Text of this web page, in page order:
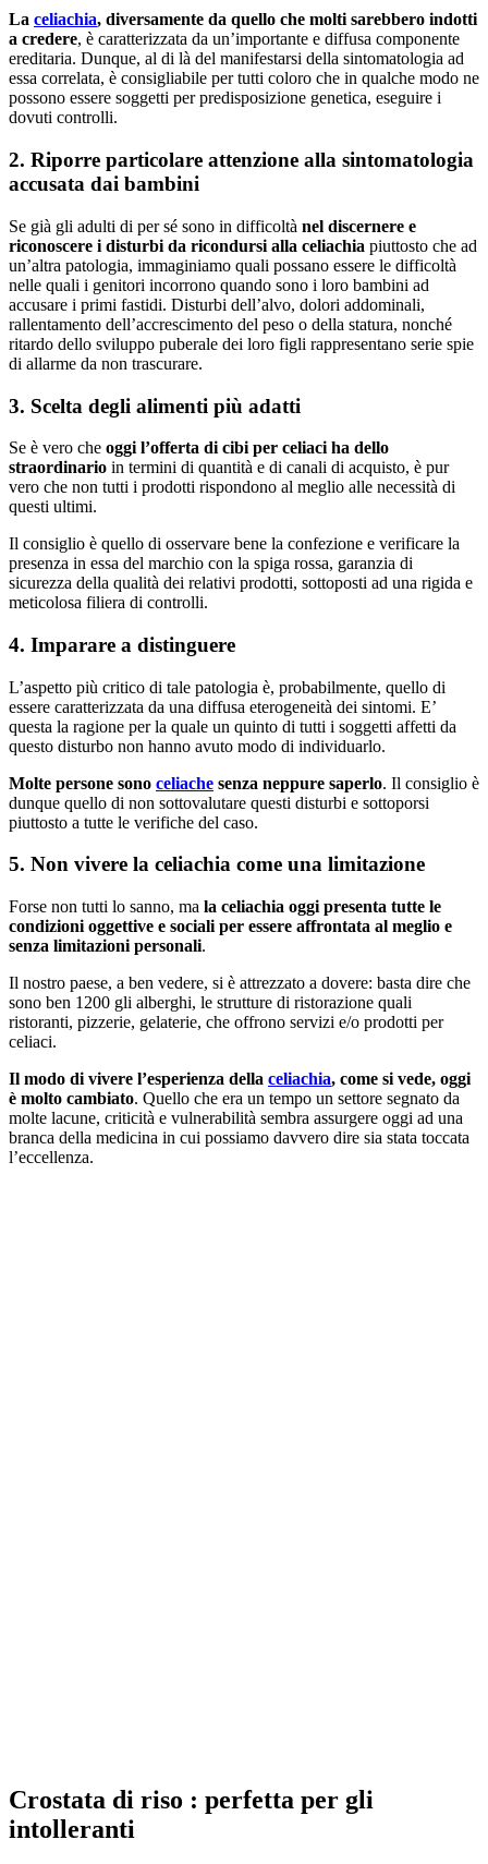
La celiachia, diversamente da quello che molti sarebbero indotti
a credere, è caratterizzata da un’importante e diffusa componente
ereditaria. Dunque, al di là del manifestarsi della sintomatologia ad
essa correlata, è consigliabile per tutti coloro che in qualche modo ne
possono essere soggetti per predisposizione genetica, eseguire i
dovuti controlli.
2. Riporre particolare attenzione alla sintomatologia
accusata dai bambini
Se già gli adulti di per sé sono in difficoltà nel discernere e
riconoscere i disturbi da ricondursi alla celiachia piuttosto che ad
un’altra patologia, immaginiamo quali possano essere le difficoltà
nelle quali i genitori incorrono quando sono i loro bambini ad
accusare i primi fastidi. Disturbi dell’alvo, dolori addominali,
rallentamento dell’accrescimento del peso o della statura, nonché
ritardo dello sviluppo puberale dei loro figli rappresentano serie spie
di allarme da non trascurare. ​
3. Scelta degli alimenti più adatti
Se è vero che oggi l’offerta di cibi per celiaci ha dello
straordinario in termini di quantità e di canali di acquisto, è pur
vero che non tutti i prodotti rispondono al meglio alle necessità di
questi ultimi.
​Il consiglio è quello di osservare bene la confezione e verificare la
presenza in essa del marchio con la spiga rossa, garanzia di
sicurezza della qualità dei relativi prodotti, sottoposti ad una rigida e
meticolosa filiera di controlli.
4. Imparare a distinguere
L’aspetto più critico di tale patologia è, probabilmente, quello di
essere caratterizzata da una diffusa eterogeneità dei sintomi. E’
questa la ragione per la quale un quinto di tutti i soggetti affetti da
questo disturbo non hanno avuto modo di individuarlo.
Molte persone sono celiache senza neppure saperlo. Il consiglio è
dunque quello di non sottovalutare questi disturbi e sottoporsi
piuttosto a tutte le verifiche del caso.
5. Non vivere la celiachia come una limitazione
Forse non tutti lo sanno, ma la celiachia oggi presenta tutte le
condizioni oggettive e sociali per essere affrontata al meglio e
senza limitazioni personali.
Il nostro paese, a ben vedere, si è attrezzato a dovere: basta dire che
sono ben 1200 gli alberghi, le strutture di ristorazione quali
ristoranti, pizzerie, gelaterie, che offrono servizi e/o prodotti per
celiaci.
Il modo di vivere l’esperienza della celiachia, come si vede, oggi
è molto cambiato. Quello che era un tempo un settore segnato da
molte lacune, criticità e vulnerabilità sembra assurgere oggi ad una
branca della medicina in cui possiamo davvero dire sia stata toccata
l’eccellenza.
Crostata di riso : perfetta per gli
intolleranti